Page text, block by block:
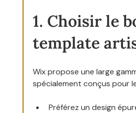
1. Choisir le
template
Wix propose une large
spécialement conçus pour
Préférez un design